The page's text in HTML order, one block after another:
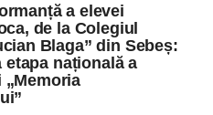
a elevei
de la Colegiul
Blaga” din Sebeș:
etapa națională a